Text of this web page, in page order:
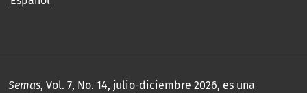
Semas, Vol. 7, No. 14, julio-diciembre 2026, es una